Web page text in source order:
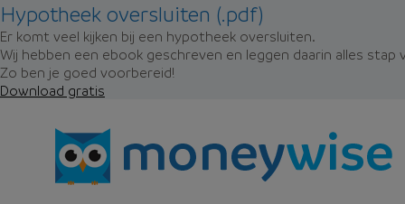
Hypotheek oversluiten (.pdf)
Er komt veel kijken bij een hypotheek oversluiten.
Wij hebben een ebook geschreven en leggen daarin alles stap
Zo ben je goed voorbereid!
Download gratis